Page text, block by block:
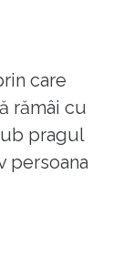
care
rămâi cu
pragul
persoana
fie de la